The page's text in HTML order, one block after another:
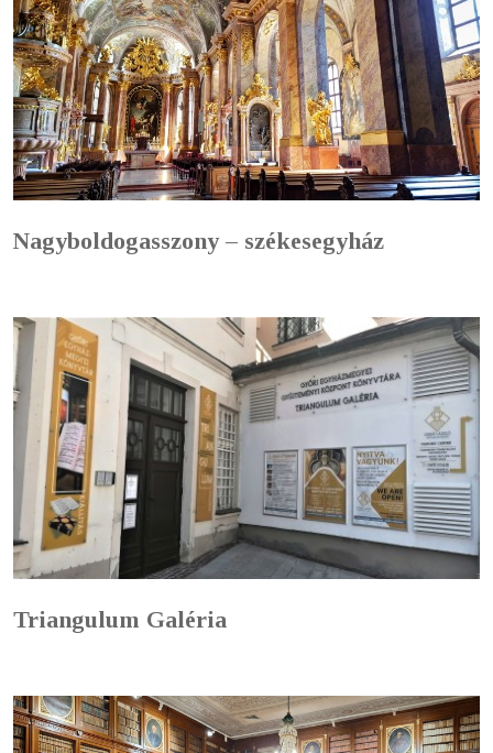
Nagyboldogasszony – székesegyház
Triangulum Galéria